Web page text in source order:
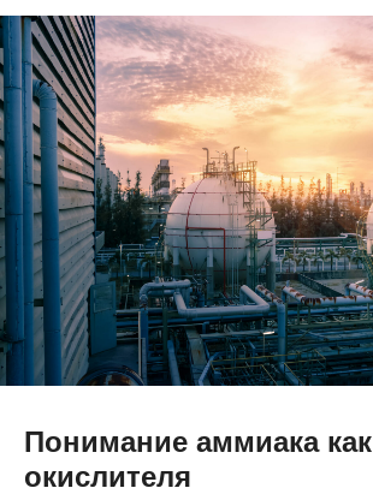
Понимание аммиака как
окислителя